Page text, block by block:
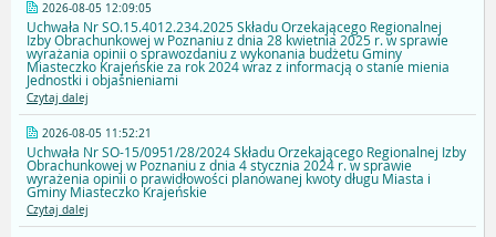
2026-08-05 12:09:05
Uchwała Nr SO.15.4012.234.2025 Składu Orzekającego Regionalnej
Izby Obrachunkowej w Poznaniu z dnia 28 kwietnia 2025 r. w sprawie
wyrażania opinii o sprawozdaniu z wykonania budżetu Gminy
Miasteczko Krajeńskie za rok 2024 wraz z informacją o stanie mienia
Jednostki i objaśnieniami
Czytaj dalej
2026-08-05 11:52:21
Uchwała Nr SO-15/0951/28/2024 Składu Orzekającego Regionalnej Izby
Obrachunkowej w Poznaniu z dnia 4 stycznia 2024 r. w sprawie
wyrażenia opinii o prawidłowości planowanej kwoty długu Miasta i
Gminy Miasteczko Krajeńskie
Czytaj dalej